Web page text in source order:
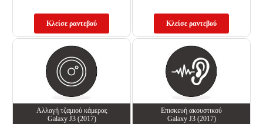
Κλείσε ραντεβού Κλείσε ραντεβού
Αλλαγή τζαμιού κάμερας
Galaxy J3 (2017)
Επισκευή ακουστικού
Galaxy J3 (2017)